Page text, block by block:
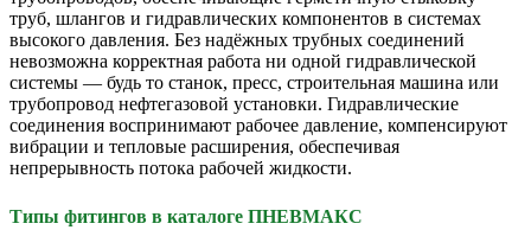
труб, шлангов и гидравлических компонентов в системах
высокого давления. Без надёжных трубных соединений
невозможна корректная работа ни одной гидравлической
системы — будь то станок, пресс, строительная машина или
трубопровод нефтегазовой установки. Гидравлические
соединения воспринимают рабочее давление, компенсируют
вибрации и тепловые расширения, обеспечивая
непрерывность потока рабочей жидкости.
Типы фитингов в каталоге ПНЕВМАКС